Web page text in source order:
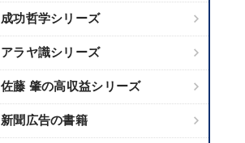
成功哲学シリーズ
アラヤ識シリーズ
佐藤 肇の高収益シリーズ
新聞広告の書籍